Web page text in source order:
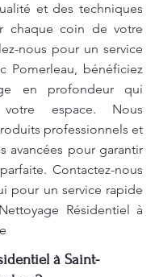
et des techniques
chaque coin de votre
nous pour un service
Pomerleau, bénéficiez
en profondeur qui
votre espace. Nous
professionnels et
avancées pour garantir
Contactez-nous
pour un service rapide
Résidentiel à
à Saint-